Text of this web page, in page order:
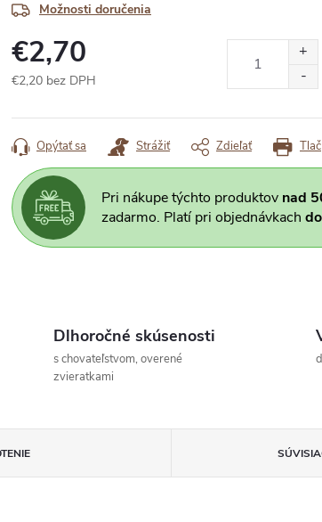
Možnosti doručenia
€2,70
€2,20 bez DPH
cena:
Tlač
Opýtať sa Strážiť Zdieľať
Pri nákupe týchto produktov nad
zadarmo. Platí pri objednávkach
Dlhoročné skúsenosti
s chovateľstvom, overené
zvieratkami